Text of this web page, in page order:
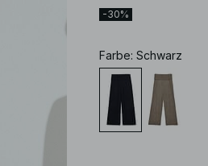
-30%
Farbe: Schwarz